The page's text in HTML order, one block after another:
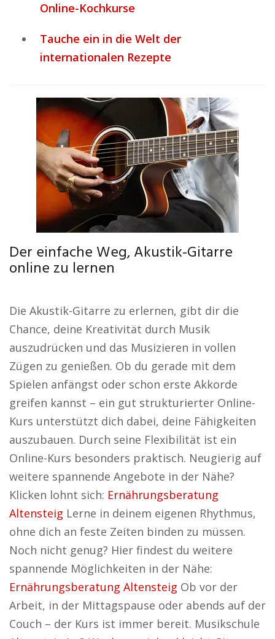
Online-Kochkurse
Tauche ein in die Welt der
internationalen Rezepte
Der einfache Weg, Akustik-Gitarre
online zu lernen
Die Akustik-Gitarre zu erlernen, gibt dir die
Chance, deine Kreativität durch Musik
auszudrücken und das Musizieren in vollen
Zügen zu genießen. Ob du gerade mit dem
Spielen anfängst oder schon erste Akkorde
greifen kannst – ein gut strukturierter Online-
Kurs unterstützt dich dabei, deine Fähigkeiten
auszubauen. Durch seine Flexibilität ist ein
Online-Kurs besonders praktisch. Neugierig auf
weitere spannende Angebote in der Nähe?
Klicken lohnt sich: Ernährungsberatung
Altensteig Lerne in deinem eigenen Rhythmus,
ohne dich an feste Zeiten binden zu müssen.
Noch nicht genug? Hier findest du weitere
spannende Möglichkeiten in der Nähe:
Ernährungsberatung Altensteig Ob vor der
Arbeit, in der Mittagspause oder abends auf der
Couch – der Kurs ist immer bereit. Musikschule